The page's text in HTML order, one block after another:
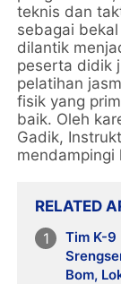
teknis dan
sebagai
dilantik
peserta didik
pelatihan
fisik yang
baik. Oleh
Gadik,
mendampingi
RELATED
Tim K-9
Bom,